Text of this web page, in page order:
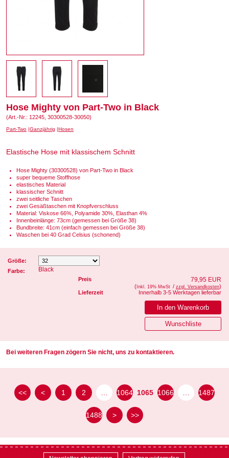
Hose Mighty von Part-Two in Black
(Art.-Nr.: 12245, 30300528-30050)
Part-Two Ganzjährig Hosen
Elastische Hose mit klassischem Schnitt
Hose Mighty (30300528) von Part-Two in Black
super bequeme Stoffhose
elastisches Material
klassischer Schnitt
zwei seitliche Taschen
zwei Gesäßtaschen mit Knopfverschluss
Material: Viskose 66%, Polyamide 30%, Elasthan 4%
Innenbeinlänge: 73cm (gemessen bei Größe 38)
Bundbreite: 41cm (einfach gemessen bei Größe 38)
Waschen bei 40 Grad Celsius (schonend)
Größe:
Farbe:
Black
Preis 79,95 EUR
( Inkl. 19% MwSt / zzgl. Versandkosten)
Lieferzeit
Innerhalb 3-5 Werktagen lieferbar
Bei weiteren Fragen zögern Sie nicht, uns zu kontaktieren.
<< < 1 2 1064 1065 1066 1487
1488 > >>